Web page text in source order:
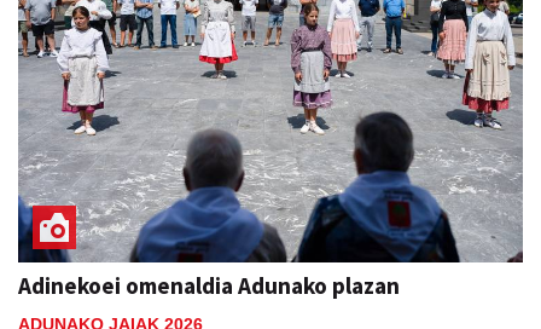
Adinekoei omenaldia Adunako plazan
ADUNAKO JAIAK 2026